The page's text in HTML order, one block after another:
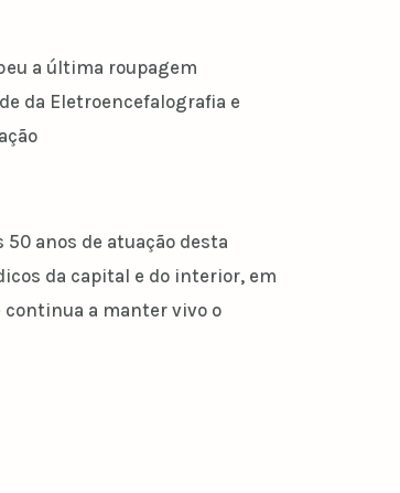
a última roupagem
da Eletroencefalografia e
50 anos de atuação desta
da capital e do interior, em
a manter vivo o